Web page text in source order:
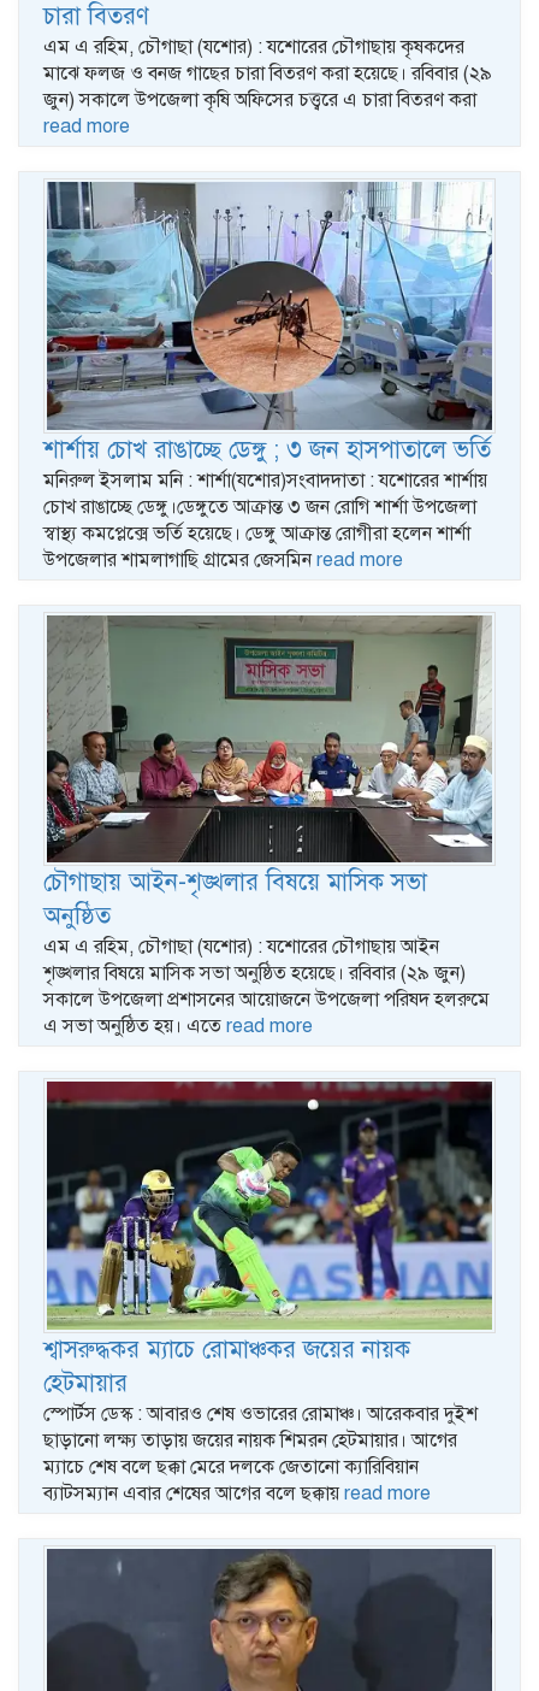
চারা বিতরণ
এম এ রহিম, চৌগাছা (যশোর) : যশোরের চৌগাছায় কৃষকদের
মাঝে ফলজ ও বনজ গাছের চারা বিতরণ করা হয়েছে। রবিবার (২৯
জুন) সকালে উপজেলা কৃষি অফিসের চত্ত্বরে এ চারা বিতরণ করা
read more
শার্শায় চোখ রাঙাচ্ছে ডেঙ্গু ; ৩ জন হাসপাতালে ভর্তি
মনিরুল ইসলাম মনি : শার্শা(যশোর)সংবাদদাতা : যশোরের শার্শায়
চোখ রাঙাচ্ছে ডেঙ্গু।ডেঙ্গুতে আক্রান্ত ৩ জন রোগি শার্শা উপজেলা
স্বাস্থ্য কমপ্লেক্সে ভর্তি হয়েছে। ডেঙ্গু আক্রান্ত রোগীরা হলেন শার্শা
উপজেলার শামলাগাছি গ্রামের জেসমিনread more
চৌগাছায় আইন-শৃঙ্খলার বিষয়ে মাসিক সভা
অনুষ্ঠিত
এম এ রহিম, চৌগাছা (যশোর) : যশোরের চৌগাছায় আইন
শৃঙ্খলার বিষয়ে মাসিক সভা অনুষ্ঠিত হয়েছে। রবিবার (২৯ জুন)
সকালে উপজেলা প্রশাসনের আয়োজনে উপজেলা পরিষদ হলরুমে
এ সভা অনুষ্ঠিত হয়। এতে read more
শ্বাসরুদ্ধকর ম্যাচে রোমাঞ্চকর জয়ের নায়ক
হেটমায়ার
স্পোর্টস ডেস্ক : আবারও শেষ ওভারের রোমাঞ্চ। আরেকবার দুইশ
ছাড়ানো লক্ষ্য তাড়ায় জয়ের নায়ক শিমরন হেটমায়ার। আগের
ম্যাচে শেষ বলে ছক্কা মেরে দলকে জেতানো ক্যারিবিয়ান
ব্যাটসম্যান এবার শেষের আগের বলে ছক্কায়read more